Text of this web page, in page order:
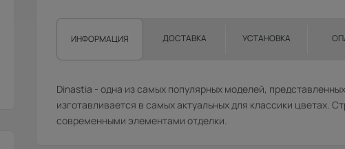
ИНФОРМАЦИЯ ДОСТАВКА УСТАНОВКА
Dinastia - одна из самых популярных моделей,
изготавливается в самых актуальных для классики цветах.
современными элементами отделки.